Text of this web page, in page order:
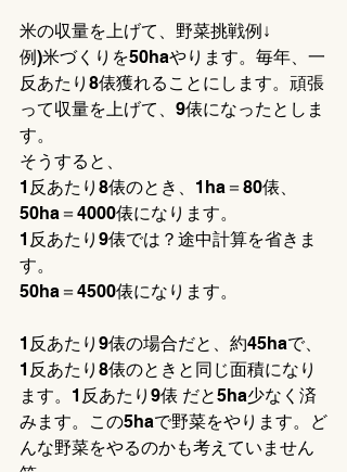
米の収量を上げて、野菜挑戦例↓
例)米づくりを50haやります。毎年、一
反あたり8俵獲れることにします。頑張
って収量を上げて、9俵になったとしま
す。
そうすると、
1反あたり8俵のとき、1ha＝80俵、
50ha＝4000俵になります。
1反あたり9俵では？途中計算を省きま
す。
50ha＝4500俵になります。
1反あたり9俵の場合だと、約45haで、
1反あたり8俵のときと同じ面積になり
ます。1反あたり9俵 だと5ha少なく済
みます。この5haで野菜をやります。ど
んな野菜をやるのかも考えていません